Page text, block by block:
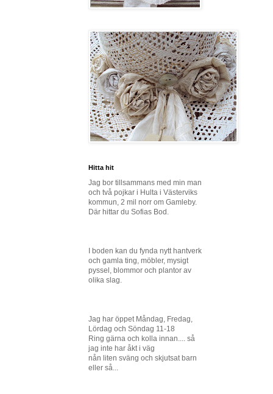
Hitta hit
Jag bor tillsammans med min man
och två pojkar i Hulta i Västerviks
kommun, 2 mil norr om Gamleby.
Där hittar du Sofias Bod.
I boden kan du fynda nytt hantverk
och gamla ting, möbler, mysigt
pyssel, blommor och plantor av
olika slag.
Jag har öppet Måndag, Fredag,
Lördag och Söndag 11-18
Ring gärna och kolla innan.... så
jag inte har åkt i väg
nån liten sväng och skjutsat barn
eller så...